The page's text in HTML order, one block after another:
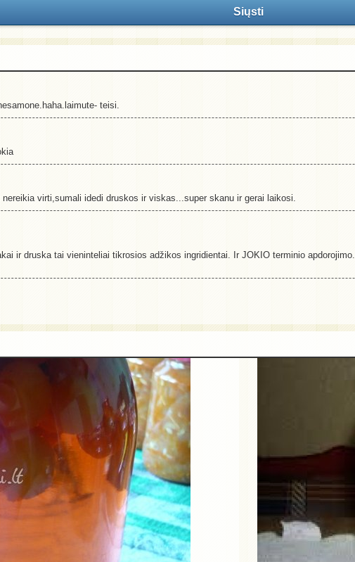
Siųsti
teisi.
virti,sumali idedi druskos ir viskas...super skanu ir gerai laikosi.
ir druska tai vieninteliai tikrosios adžikos ingridientai. Ir JOKIO terminio apdorojimo.